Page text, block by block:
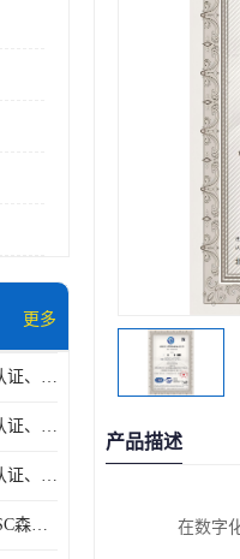
更多
医疗CE认证、压力CE认证、阀门CE认证|贝安
建筑CE认证、电子CE认证、机械CE认证|贝安
CE认证、公告机构CE认证、欧盟公告CE认证|贝安
CCC强制性产品认证,FSC森林认证|贝安
产品描述
在数字